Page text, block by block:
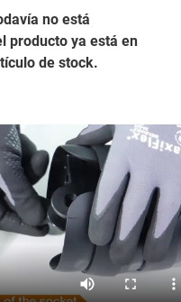
no está
producto ya está en
de stock.